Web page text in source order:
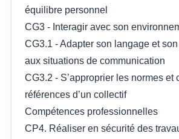
équilibre personnel
CG3 - Interagir avec son
CG3.1 - Adapter son langage et
aux situations de communication
CG3.2 - S’approprier les normes et
références d’un collectif
Compétences professionnelles
CP4. Réaliser en sécurité des